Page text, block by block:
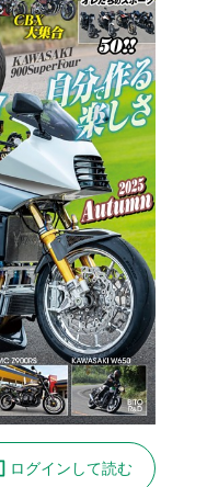
ログインして読む